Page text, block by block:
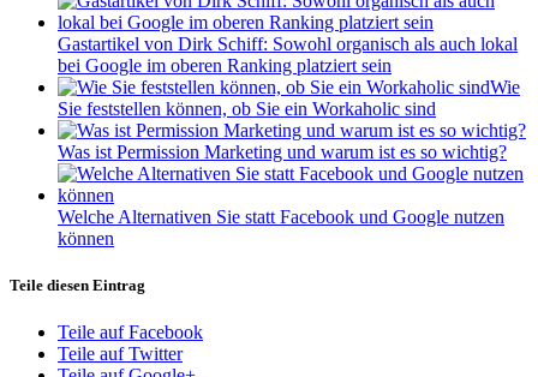
Gastartikel von Dirk Schiff: Sowohl organisch als auch lokal
bei Google im oberen Ranking platziert sein
Wie
Sie feststellen können, ob Sie ein Workaholic sind
Was ist Permission Marketing und warum ist es so wichtig?
Welche Alternativen Sie statt Facebook und Google nutzen
können
Teile diesen Eintrag
Teile auf Facebook
Teile auf Twitter